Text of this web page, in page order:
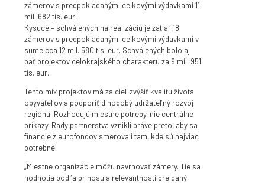
zámerov s predpokladanými celkovými výdavkami 11
mil. 682 tis. eur.
Kysuce – schválených na realizáciu je zatiaľ 18
zámerov s predpokladanými celkovými výdavkami v
sume cca 12 mil. 580 tis. eur. Schválených bolo aj
päť projektov celokrajského charakteru za 9 mil. 951
tis. eur.
Tento mix projektov má za cieľ zvýšiť kvalitu života
obyvateľov a podporiť dlhodobý udržateľný rozvoj
regiónu. Rozhodujú miestne potreby, nie centrálne
príkazy. Rady partnerstva vznikli práve preto, aby sa
financie z eurofondov smerovali tam, kde sú najviac
potrebné.
„Miestne organizácie môžu navrhovať zámery. Tie sa
hodnotia podľa prínosu a relevantnosti pre daný